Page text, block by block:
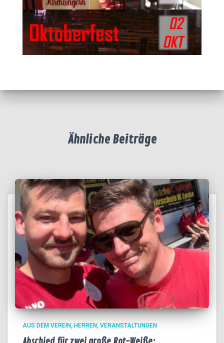
Ähnliche Beiträge
AUS DEM VEREIN HERREN VERANSTALTUNGEN